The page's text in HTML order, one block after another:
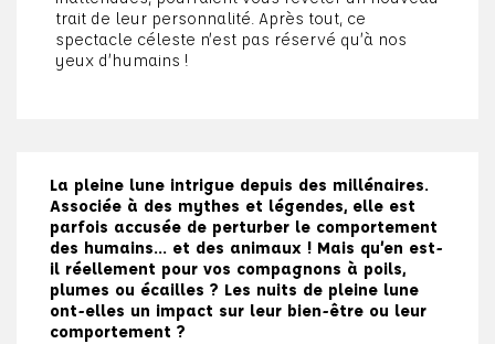
trait de leur personnalité. Après tout, ce
spectacle céleste n’est pas réservé qu’à nos
yeux d’humains !
La pleine lune intrigue depuis des millénaires.
Associée à des mythes et légendes, elle est
parfois accusée de perturber le comportement
des humains… et des animaux ! Mais qu’en est-
il réellement pour vos compagnons à poils,
plumes ou écailles ? Les nuits de pleine lune
ont-elles un impact sur leur bien-être ou leur
comportement ?